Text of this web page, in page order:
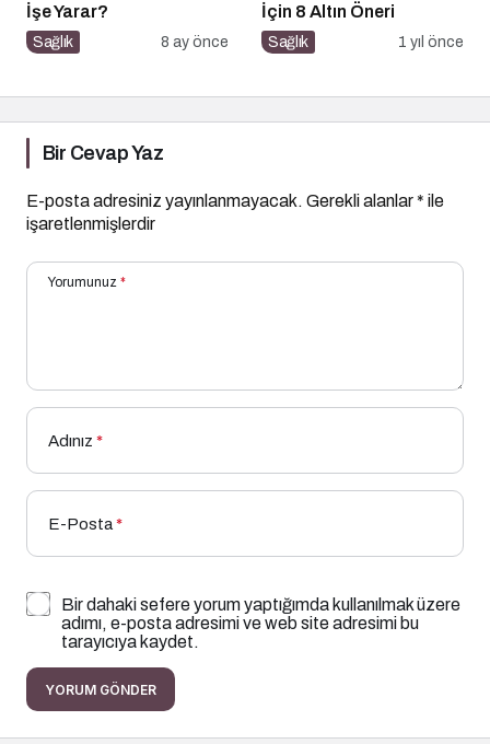
İşe Yarar?
Sağlık 8 ay önce
İçin 8 Altın Öneri
Sağlık 1 yıl önce
Bir Cevap Yaz
E-posta adresiniz yayınlanmayacak. Gerekli alanlar* ile
işaretlenmişlerdir
Yorumunuz *
Adınız *
E-Posta*
Bir dahaki sefere yorum yaptığımda kullanılmak üzere
adımı, e-posta adresimi ve web site adresimi bu
tarayıcıya kaydet.
YORUM GÖNDER